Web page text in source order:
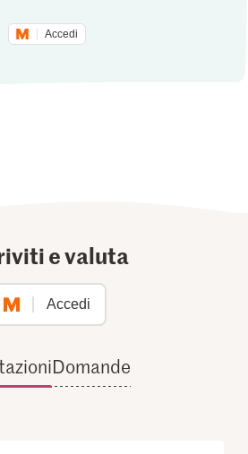
Accedi
e valuta
Accedi
Domande